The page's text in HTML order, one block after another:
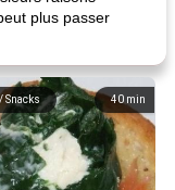
plus passer
40 min
Snacks